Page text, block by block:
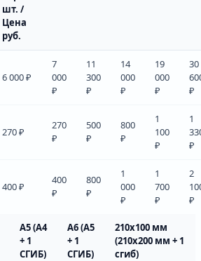
шт. /
Цена
руб.
6 000 ₽
7
000
₽
11
300
₽
14
000
₽
19
000
₽
30
₽
270 ₽
270
₽
500
₽
800
₽
1
100
₽
1
₽
400 ₽
400
₽
800
₽
1
000
₽
1
700
₽
2
₽
А5 (А4
+ 1
СГИБ)
А6 (А5
+ 1
СГИБ)
210х100 мм
(210х200 мм + 1
сгиб)